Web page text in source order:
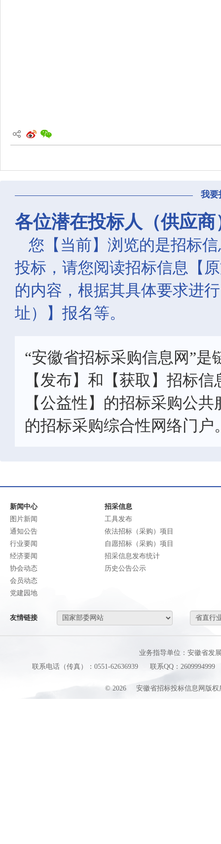
我要
各位潜在投标人（供应商
您【当前】浏览的是招标
投标，请您阅读招标信息【
的内容，根据其具体要求进
址）】报名等。
“安徽省招标采购信息网”
【发布】和【获取】招标
【公益性】的招标采购公
的招标采购综合性网络门户
新闻中心
图片新闻
通知公告
行业要闻
经济要闻
协会动态
会员动态
党建园地
招采信息
工具发布
依法招标（采购）项目
自愿招标（采购）项目
招采信息发布统计
历史公告公示
友情链接
业务指导单位：安徽省发
联系电话（传真）：0551-62636939
联系QQ：2609994999
© 2026 安徽省招标投标信息网版